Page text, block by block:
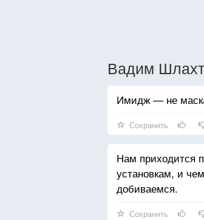
Вадим
Имидж — не
Сохранить
Нам приходится
установкам, и
добиваемся.
Сохранить